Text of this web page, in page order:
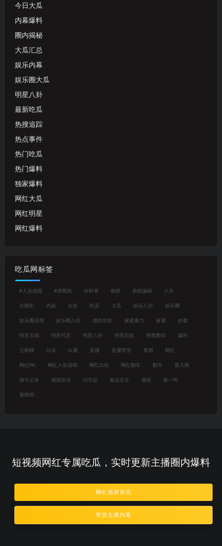
今日大瓜
内幕爆料
圈内揭秘
大瓜汇总
娱乐内幕
娱乐圈大瓜
明星八卦
最新吃瓜
热搜追踪
热点事件
热门吃瓜
热门爆料
独家爆料
网红大瓜
网红明星
网红爆料
吃瓜网标签
#人设崩塌 #潜规则 何秋亊 偷税 偷税漏税 八卦
关晓彤 内娱 出轨 吃瓜 大瓜 娱乐八卦 娱乐圈
娱乐圈丑闻 娱乐圈八卦 婚内出轨 家庭暴力 家暴 抄袭
明星丑闻 明星代言 明星八卦 明星出轨 明星翻车 爆料
王鹤棣 白冰 白鹿 直播 直播带货 离婚 网红
网红PK 网红人设崩塌 网红出轨 网红翻车 翻车 耍大牌
聊天记录 虚假宣传 闫学晶 食品安全 鹿晗 黄一鸣
黄晓明
短视频网红专属吃瓜，实时更新主播圈内爆料
网红塌房资讯
带货主播内幕